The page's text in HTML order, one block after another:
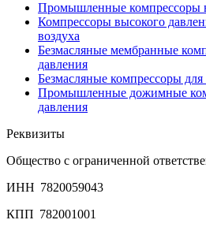
Промышленные компрессоры
Компрессоры высокого
воздуха
Безмасляные мембранные
давления
Безмасляные компрессоры
Промышленные дожимные
давления
Реквизиты
Общество с ограниченной
ИНН 7820059043
КПП 782001001